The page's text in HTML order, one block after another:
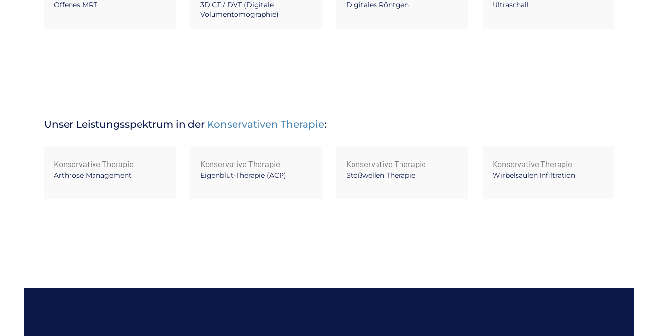
Offenes MRT
3D CT / DVT (Digitale
Volumentomographie)
Digitales Röntgen Ultraschall
Unser Leistungsspektrum in der Konservativen Therapie:
Konservative Therapie
Arthrose Management
Konservative Therapie
Eigenblut-Therapie (ACP)
Konservative Therapie
Stoßwellen Therapie
Konservative Therapie
Wirbelsäulen Infiltration